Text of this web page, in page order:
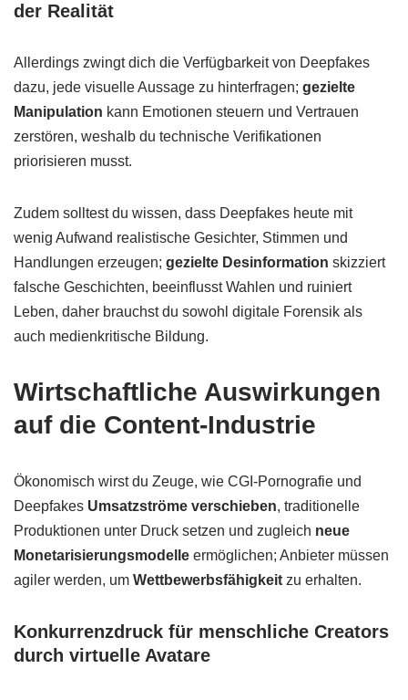
der Realität
Allerdings zwingt dich die Verfügbarkeit von Deepfakes
dazu, jede visuelle Aussage zu hinterfragen; gezielte
Manipulation kann Emotionen steuern und Vertrauen
zerstören, weshalb du technische Verifikationen
priorisieren musst.
Zudem solltest du wissen, dass Deepfakes heute mit
wenig Aufwand realistische Gesichter, Stimmen und
Handlungen erzeugen; gezielte Desinformation skizziert
falsche Geschichten, beeinflusst Wahlen und ruiniert
Leben, daher brauchst du sowohl digitale Forensik als
auch medienkritische Bildung.
Wirtschaftliche Auswirkungen
auf die Content-Industrie
Ökonomisch wirst du Zeuge, wie CGI-Pornografie und
Deepfakes Umsatzströme verschieben, traditionelle
Produktionen unter Druck setzen und zugleich neue
Monetarisierungsmodelle ermöglichen; Anbieter müssen
agiler werden, um Wettbewerbsfähigkeit zu erhalten.
Konkurrenzdruck für menschliche Creators
durch virtuelle Avatare